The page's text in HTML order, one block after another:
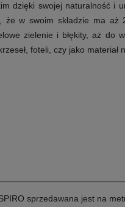
dzięki swojej naturalność i
w swoim składzie ma
zielenie i błękity, aż do
foteli, czy jako
sprzedawana jest na